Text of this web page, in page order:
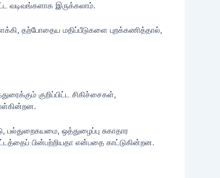
வடிவங்களாக இருக்கலாம்.
தற்போதைய மதிப்பீடுகளை புறக்கணித்தால்,
குறிப்பிட்ட சிகிச்சைகள்,
பல்துறைகயமை, ஒத்துழைப்பு சுகாதார
பின்பற்றியதா என்பதை காட்டுகின்றன.